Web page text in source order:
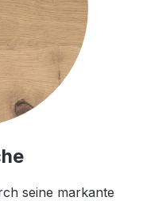
seine markante